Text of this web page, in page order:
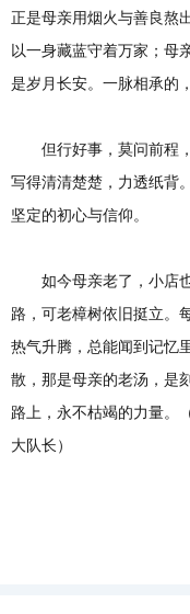
正是母亲用烟火与善良熬
以一身藏蓝守着万家；母
是岁月长安。一脉相承的
但行好事，莫问前程
写得清清楚楚，力透纸背
坚定的初心与信仰。
如今母亲老了，小店
路，可老樟树依旧挺立。
热气升腾，总能闻到记忆
散，那是母亲的老汤，是
路上，永不枯竭的力量。
大队长）